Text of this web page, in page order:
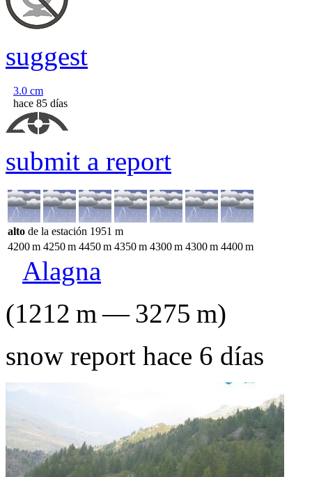
suggest
3.0 cm
hace 85 días
submit a report
alto de la estación 1951 m
4200m 4250m 4450m 4350m 4300m 4300m 4400m
Alagna
(1212 m—3275 m)
snow report hace 6 días